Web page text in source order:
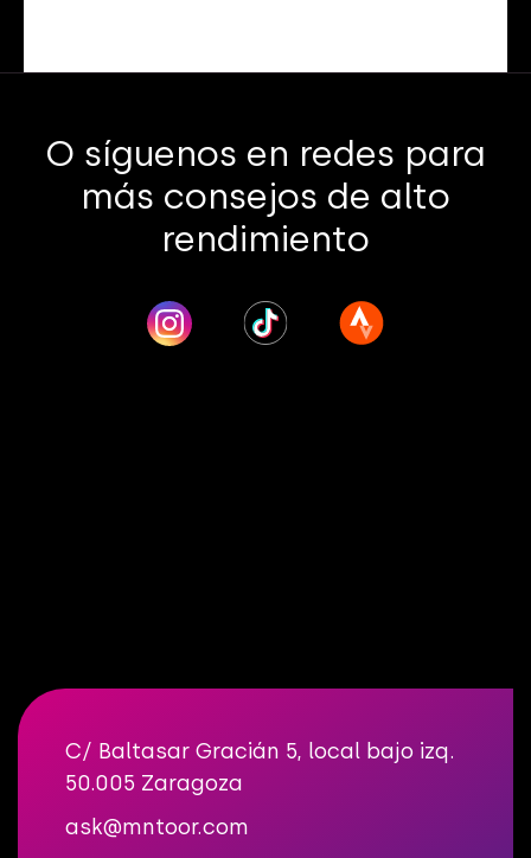
O síguenos en redes para
más consejos de alto
rendimiento
C/ Baltasar Gracián 5, local bajo izq.
50.005 Zaragoza
ask@mntoor.com